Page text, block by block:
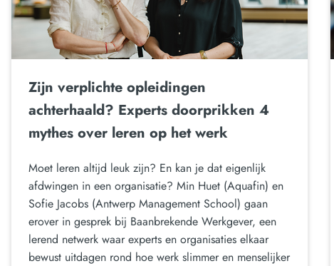
Zijn verplichte opleidingen
achterhaald? Experts doorprikken 4
mythes over leren op het werk
Moet leren altijd leuk zijn? En kan je dat eigenlijk
afdwingen in een organisatie? Min Huet (Aquafin) en
Sofie Jacobs (Antwerp Management School) gaan
erover in gesprek bij Baanbrekende Werkgever, een
lerend netwerk waar experts en organisaties elkaar
bewust uitdagen rond hoe werk slimmer en menselijker